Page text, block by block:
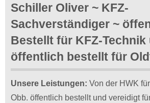
Schiller Oliver ~ KFZ-
Sachverständiger ~
Bestellt für KFZ-Technik
öffentlich bestellt für
Unsere Leistungen: Von der HWK
Obb. öffentlich bestellt und vereidigt